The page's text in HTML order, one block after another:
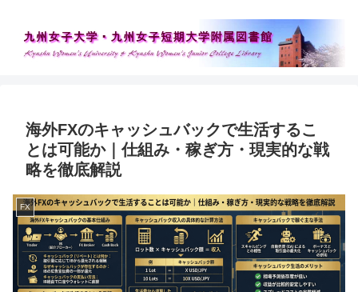
海外FXのキャッシュバックで生活するこ
とは可能か｜仕組み・稼ぎ方・現実的な戦
略を徹底解説
FX